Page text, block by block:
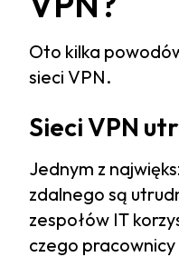
Oto kilka
sieci VPN.
Sieci VPN
Jednym z
zdalnego są
zespołów IT
czego